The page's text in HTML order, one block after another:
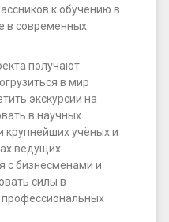
к обучению в
в современных
получают
в мир
экскурсии на
в научных
крупнейших учёных и
ведущих
с бизнесменами и
силы в
профессиональных